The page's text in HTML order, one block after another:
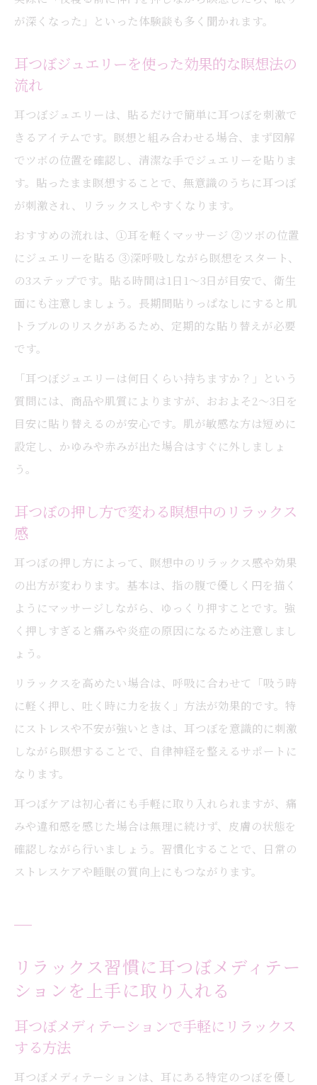
が深くなった」といった体験談も多く聞かれます。
耳つぼジュエリーを使った効果的な瞑想法の
流れ
耳つぼジュエリーは、貼るだけで簡単に耳つぼを刺激で
きるアイテムです。瞑想と組み合わせる場合、まず図解
でツボの位置を確認し、清潔な手でジュエリーを貼りま
す。貼ったまま瞑想することで、無意識のうちに耳つぼ
が刺激され、リラックスしやすくなります。
おすすめの流れは、①耳を軽くマッサージ ②ツボの位置
にジュエリーを貼る ③深呼吸しながら瞑想をスタート、
の3ステップです。貼る時間は1日1～3日が目安で、衛生
面にも注意しましょう。長期間貼りっぱなしにすると肌
トラブルのリスクがあるため、定期的な貼り替えが必要
です。
「耳つぼジュエリーは何日くらい持ちますか？」という
質問には、商品や肌質によりますが、おおよそ2～3日を
目安に貼り替えるのが安心です。肌が敏感な方は短めに
設定し、かゆみや赤みが出た場合はすぐに外しましょ
う。
耳つぼの押し方で変わる瞑想中のリラックス
感
耳つぼの押し方によって、瞑想中のリラックス感や効果
の出方が変わります。基本は、指の腹で優しく円を描く
ようにマッサージしながら、ゆっくり押すことです。強
く押しすぎると痛みや炎症の原因になるため注意しまし
ょう。
リラックスを高めたい場合は、呼吸に合わせて「吸う時
に軽く押し、吐く時に力を抜く」方法が効果的です。特
にストレスや不安が強いときは、耳つぼを意識的に刺激
しながら瞑想することで、自律神経を整えるサポートに
なります。
耳つぼケアは初心者にも手軽に取り入れられますが、痛
みや違和感を感じた場合は無理に続けず、皮膚の状態を
確認しながら行いましょう。習慣化することで、日常の
ストレスケアや睡眠の質向上にもつながります。
リラックス習慣に耳つぼメディテー
ションを上手に取り入れる
耳つぼメディテーションで手軽にリラックス
する方法
耳つぼメディテーションは、耳にある特定のつぼを優し